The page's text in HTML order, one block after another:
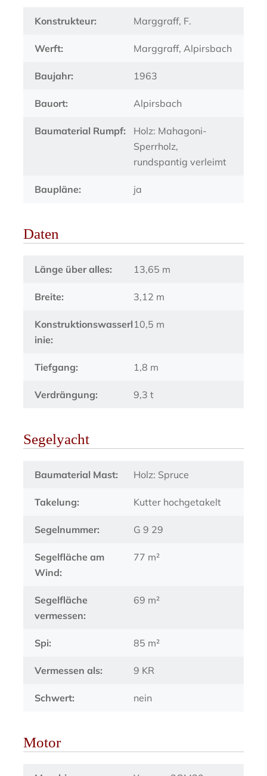
Konstrukteur: Marggraff, F.
Werft: Marggraff, Alpirsbach
Baujahr: 1963
Bauort: Alpirsbach
Baumaterial Rumpf:
Holz: Mahagoni-
Sperrholz,
rundspantig verleimt
Baupläne: ja
Daten
Länge über alles: 13,65 m
Breite: 3,12 m
Konstruktionswasserl
inie:
10,5 m
Tiefgang: 1,8 m
Verdrängung: 9,3 t
Segelyacht
Baumaterial Mast: Holz: Spruce
Takelung: Kutter hochgetakelt
Segelnummer: G 9 29
Segelfläche am
Wind:
77 m²
Segelfläche
vermessen:
69 m²
Spi: 85 m²
Vermessen als: 9 KR
Schwert: nein
Motor